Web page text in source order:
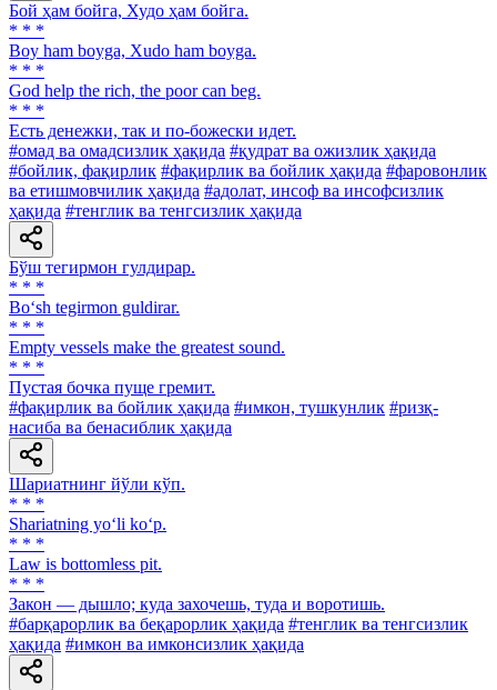
Бой ҳам бойга, Худо ҳам бойга.
* * *
Boy ham boyga, Xudo ham boyga.
* * *
God help the rich, the poor can beg.
* * *
Есть денежки, так и по-божески идет.
#омад ва омадсизлик ҳақида #қудрат ва ожизлик ҳақида
#бойлик, фақирлик #фақирлик ва бойлик ҳақида #фаровонлик
ва етишмовчилик ҳақида #адолат, инсоф ва инсофсизлик
ҳақида #тенглик ва тенгсизлик ҳақида
Бўш тегирмон гулдирар.
* * *
Bo‘sh tegirmon guldirar.
* * *
Empty vessels make the greatest sound.
* * *
Пустая бочка пуще гремит.
#фақирлик ва бойлик ҳақида #имкон, тушкунлик #ризқ-
насиба ва бенасиблик ҳақида
Шариатнинг йўли кўп.
* * *
Shariatning yo‘li ko‘p.
* * *
Law is bottomless pit.
* * *
Закон — дышло; куда захочешь, туда и воротишь.
#барқарорлик ва беқарорлик ҳақида #тенглик ва тенгсизлик
ҳақида #имкон ва имконсизлик ҳақида